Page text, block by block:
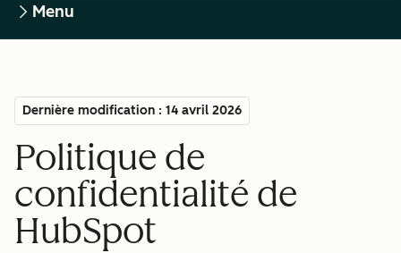
Menu
Dernière modification : 14 avril 2026
Politique de
confidentialité de
HubSpot